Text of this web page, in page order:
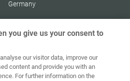
Germany
Импресум данните
you give us your consent to
our visitor data, improve our
content and provide you with an
For further information on the